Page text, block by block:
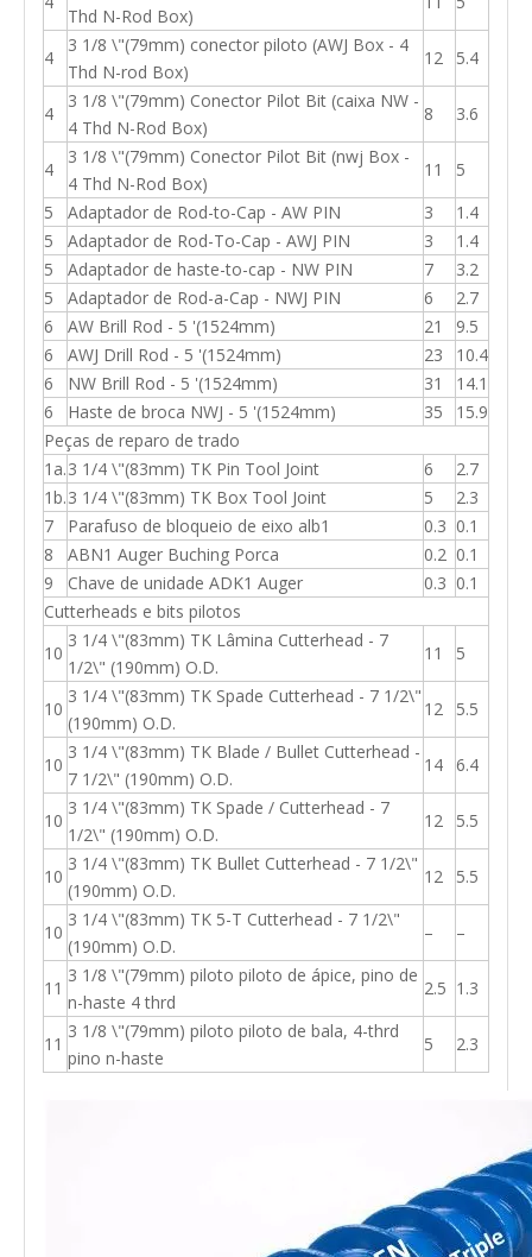
Thd N-Rod Box)
4
3 1/8 \"(79mm) conector piloto (AWJ Box - 4
Thd N-rod Box)
12 5.4
4
3 1/8 \"(79mm) Conector Pilot Bit (caixa NW -
4 Thd N-Rod Box)
8 3.6
4
3 1/8 \"(79mm) Conector Pilot Bit (nwj Box -
4 Thd N-Rod Box)
11
5
5
Adaptador de Rod-to-Cap - AW PIN 3
1.4
5
Adaptador de Rod-To-Cap - AWJ PIN 3
1.4
5
Adaptador de haste-to-cap - NW PIN 7
3.2
5
Adaptador de Rod-a-Cap - NWJ PIN 6
2.7
6
AW Brill Rod - 5 '(1524mm) 21
9.5
6
AWJ Drill Rod - 5 '(1524mm) 23
10.4
6
NW Brill Rod - 5 '(1524mm) 31
14.1
6
Haste de broca NWJ - 5 '(1524mm) 35
15.9
Peças de reparo de trado
1a.3 1/4 \"(83mm) TK Pin Tool Joint 6
2.7
1b.3 1/4 \"(83mm) TK Box Tool Joint 5
2.3
7
Parafuso de bloqueio de eixo alb1 0.3 0.1
8
ABN1 Auger Buching Porca 0.2 0.1
9
Chave de unidade ADK1 Auger 0.3 0.1
Cutterheads e bits pilotos
10
3 1/4 \"(83mm) TK Lâmina Cutterhead - 7
1/2\" (190mm) O.D.
11 5
10
3 1/4 \"(83mm) TK Spade Cutterhead - 7 1/2\"
(190mm) O.D.
12 5.5
10
3 1/4 \"(83mm) TK Blade / Bullet Cutterhead -
7 1/2\" (190mm) O.D.
14 6.4
10
3 1/4 \"(83mm) TK Spade / Cutterhead - 7
1/2\" (190mm) O.D.
12 5.5
10
3 1/4 \"(83mm) TK Bullet Cutterhead - 7 1/2\"
(190mm) O.D.
12 5.5
10
3 1/4 \"(83mm) TK 5-T Cutterhead - 7 1/2\"
(190mm) O.D.
– –
11
3 1/8 \"(79mm) piloto piloto de ápice, pino de
n-haste 4 thrd
2.5 1.3
11
3 1/8 \"(79mm) piloto piloto de bala, 4-thrd
pino n-haste
5 2.3